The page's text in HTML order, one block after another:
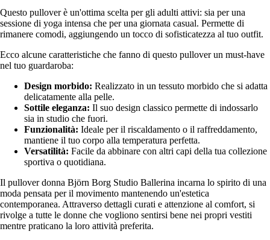
Questo pullover è un'ottima scelta per gli adulti attivi: sia per una
sessione di yoga intensa che per una giornata casual. Permette di
rimanere comodi, aggiungendo un tocco di sofisticatezza al tuo outfit.
Ecco alcune caratteristiche che fanno di questo pullover un must-have
nel tuo guardaroba:
Design morbido: Realizzato in un tessuto morbido che si adatta
delicatamente alla pelle.
Sottile eleganza: Il suo design classico permette di indossarlo
sia in studio che fuori.
Funzionalità: Ideale per il riscaldamento o il raffreddamento,
mantiene il tuo corpo alla temperatura perfetta.
Versatilità: Facile da abbinare con altri capi della tua collezione
sportiva o quotidiana.
Il pullover donna Björn Borg Studio Ballerina incarna lo spirito di una
moda pensata per il movimento mantenendo un'estetica
contemporanea. Attraverso dettagli curati e attenzione al comfort, si
rivolge a tutte le donne che vogliono sentirsi bene nei propri vestiti
mentre praticano la loro attività preferita.